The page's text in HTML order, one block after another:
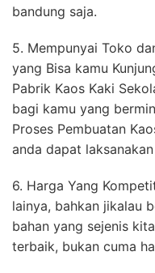
bandung saja.
5. Mempunyai Toko
yang Bisa kamu
Pabrik Kaos Kaki
bagi kamu yang
Proses Pembuatan
anda dapat
6. Harga Yang
lainya, bahkan jikalau
bahan yang sejenis
terbaik, bukan cuma